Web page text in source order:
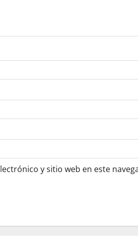
y sitio web en este